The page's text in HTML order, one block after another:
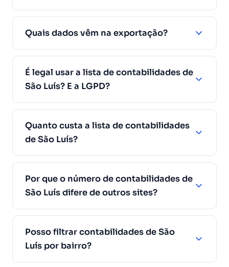
Quais dados vêm na exportação?
É legal usar a lista de contabilidades de
São Luís? E a LGPD?
Quanto custa a lista de contabilidades
de São Luís?
Por que o número de contabilidades de
São Luís difere de outros sites?
Posso filtrar contabilidades de São
Luís por bairro?